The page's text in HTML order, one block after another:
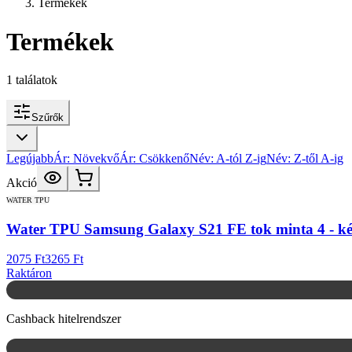
Termékek
Termékek
1 találatok
Szűrők
LegújabbÁr: NövekvőÁr: CsökkenőNév: A-tól Z-igNév: Z-től A-ig
Akció
WATER TPU
Water TPU Samsung Galaxy S21 FE tok minta 4 -
2075 Ft3265 Ft
Raktáron
Cashback hitelrendszer